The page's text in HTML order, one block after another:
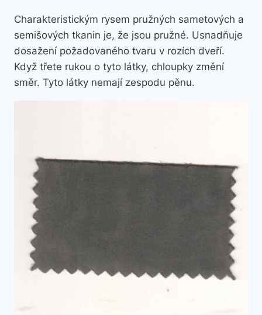
Charakteristickým rysem pružných sametových a
semišových tkanin je, že jsou pružné. Usnadňuje
dosažení požadovaného tvaru v rozích dveří.
Když třete rukou o tyto látky, chloupky změní
směr. Tyto látky nemají zespodu pěnu.